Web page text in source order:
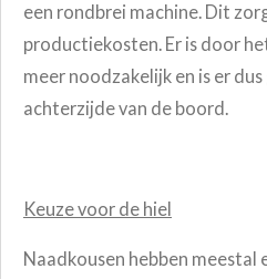
een rondbrei machine. Dit
productiekosten. Er is door
meer noodzakelijk en is er
achterzijde van de boord.
Keuze voor de hiel
Naadkousen hebben meestal